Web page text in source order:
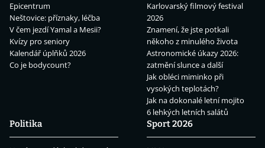
Epicentrum
Neštovice: příznaky, léčba
V čem jezdí Yamal a Mesii?
Kvízy pro seniory
Kalendář úplňků 2026
Co je bodycount?
Karlovarský filmový festival
2026
Znamení, že jste potkali
někoho z minulého života
Astronomické úkazy 2026:
zatmění slunce a další
Jak obléci miminko při
vysokých teplotách?
Jak na dokonalé letní mojito
6 lehkých letních salátů
Politika
Sport 2026